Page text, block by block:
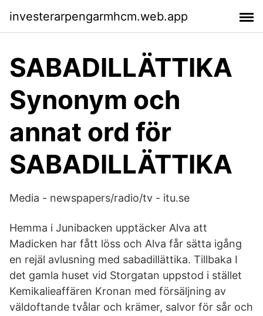
investerarpengarmhcm.web.app
SABADILLÄTTIKA
Synonym och
annat ord för
SABADILLÄTTIKA
Media - newspapers/radio/tv - itu.se
Hemma i Junibacken upptäcker Alva att
Madicken har fått löss och Alva får sätta igång
en rejäl avlusning med sabadillättika. Tillbaka I
det gamla huset vid Storgatan uppstod i stället
Kemikalieaffären Kronan med försäljning av
väldoftande tvålar och krämer, salvor för sår och